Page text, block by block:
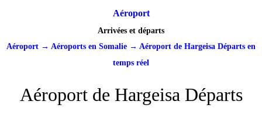
Aéroport
Arrivées et départs
Aéroport → Aéroports en Somalie → Aéroport de Hargeisa Départs en
temps réel
Aéroport de Hargeisa Départs